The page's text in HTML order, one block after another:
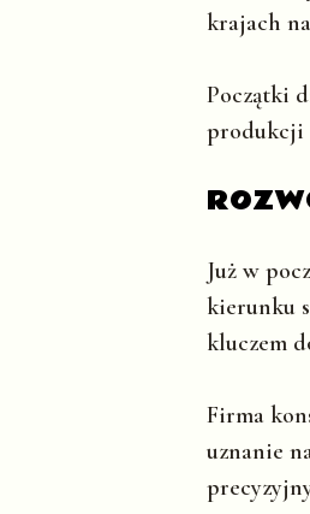
krajach
Początki
produkcji
Już w
kierunku
kluczem
Firma
uznanie